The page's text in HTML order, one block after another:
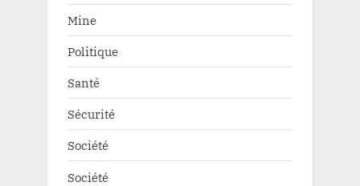
Mine
Politique
Santé
Sécurité
Société
Société